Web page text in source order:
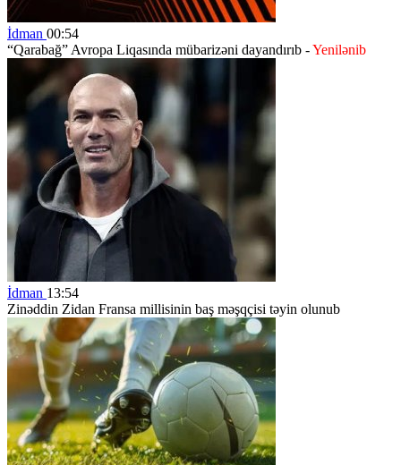
İdman 00:54
“Qarabağ” Avropa Liqasında mübarizəni dayandırıb -Yenilənib
İdman 13:54
Zinəddin Zidan Fransa millisinin baş məşqçisi təyin olunub